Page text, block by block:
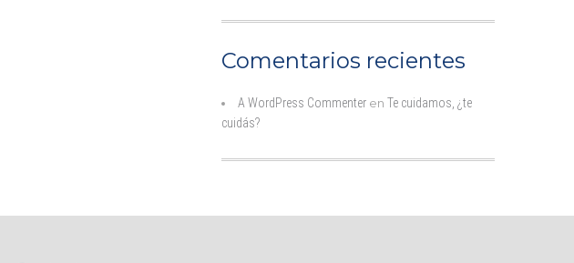
Comentarios recientes
A WordPress Commenter en Te cuidamos, ¿te
cuidás?